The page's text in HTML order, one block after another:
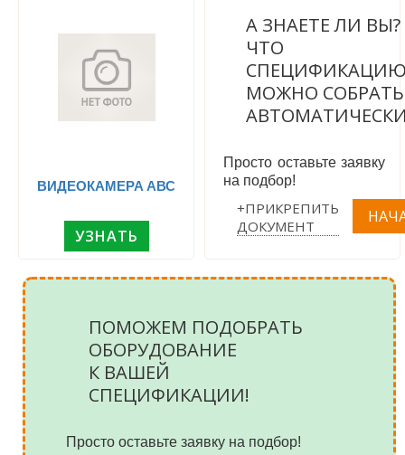
ВИДЕОКАМЕРА АВС
УЗНАТЬ
А ЗНАЕТЕ ЛИ ВЫ?
ЧТО
МОЖНО СОБРАТЬ
Просто оставьте заявку
на подбор!
+ПРИКРЕПИТЬ
ДОКУМЕНТ
ПОМОЖЕМ ПОДОБРАТЬ
ОБОРУДОВАНИЕ
К ВАШЕЙ
СПЕЦИФИКАЦИИ!
Просто оставьте заявку на подбор!